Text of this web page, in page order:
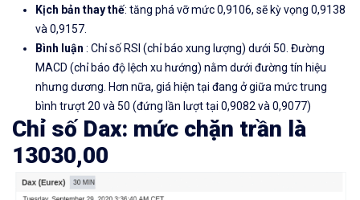
Kịch bản thay thế: tăng phá vỡ mức 0,9106, sẽ kỳ vọng 0,9138
và 0,9157.
Bình luận : Chỉ số RSI (chỉ báo xung lượng) dưới 50. Đường
MACD (chỉ báo độ lệch xu hướng) nằm dưới đường tín hiệu
nhưng dương. Hơn nữa, giá hiện tại đang ở giữa mức trung
bình trượt 20 và 50 (đứng lần lượt tại 0,9082 và 0,9077)
Chỉ số Dax: mức chặn trần là
13030,00